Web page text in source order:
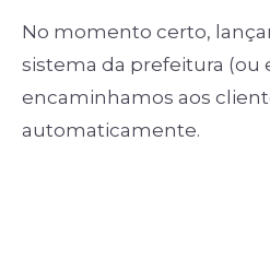
No momento certo,
sistema da prefeitura (ou
encaminhamos aos
automaticamente.